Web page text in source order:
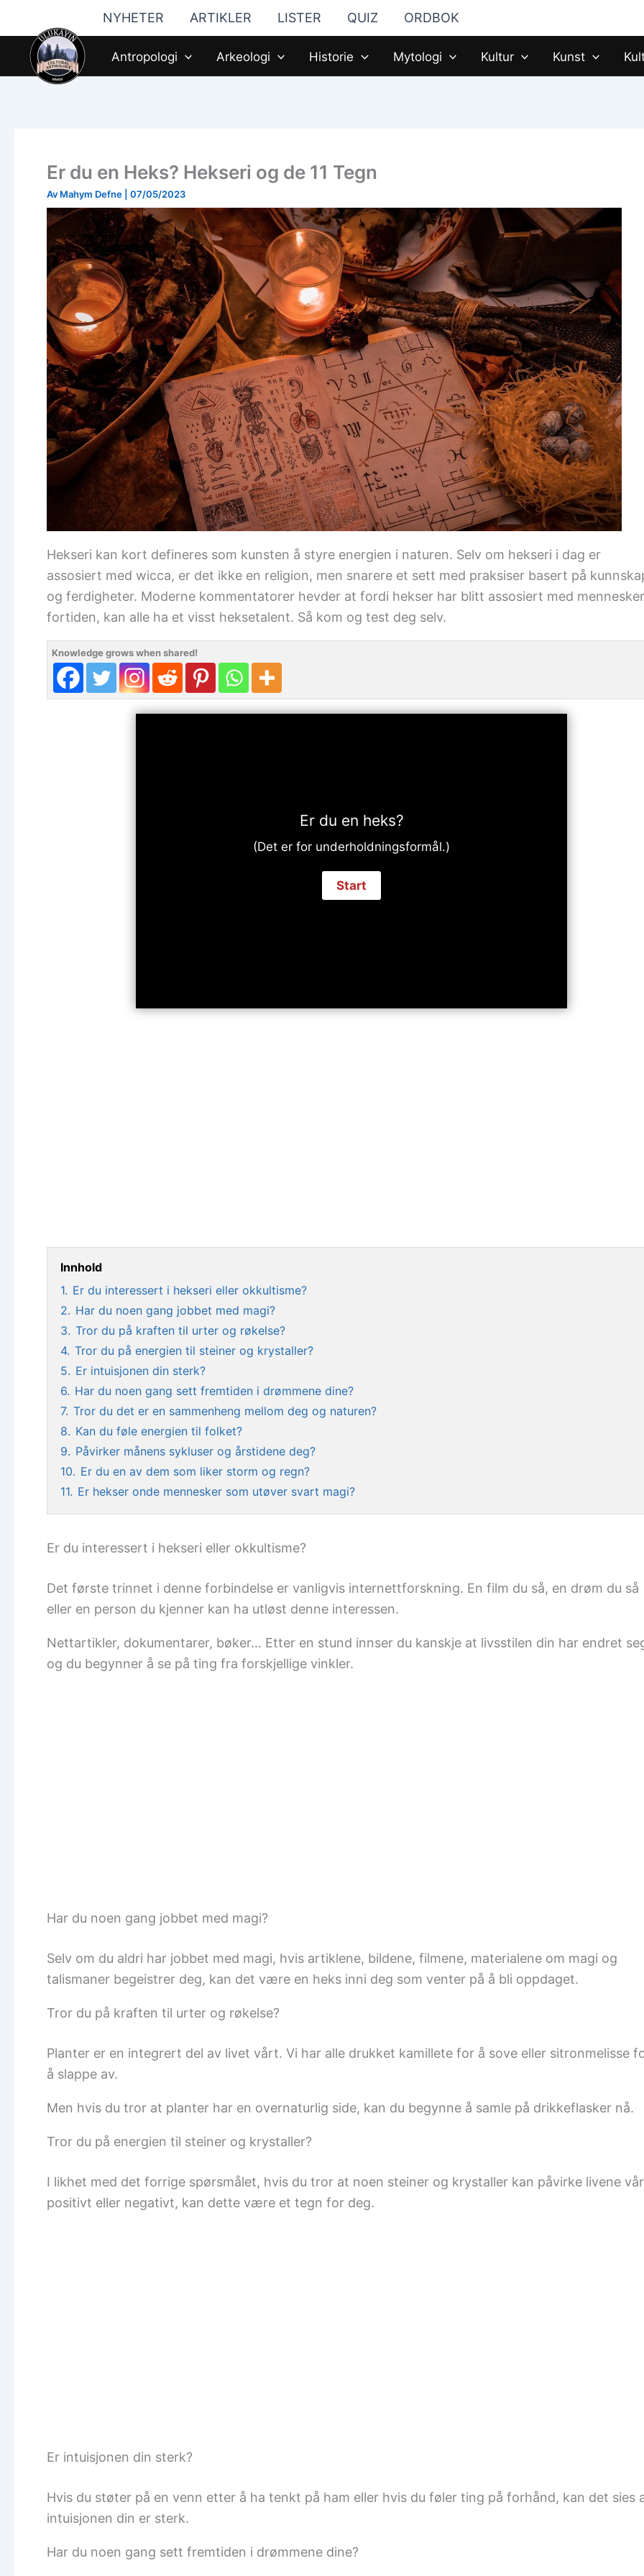
innhald
NYHETER ARTIKLER LISTER QUIZ ORDBOK
Antropologi Arkeologi Historie Mytologi Kultur Kunst
Er du en Heks? Hekseri og de 11 Tegn
Av Mahym Defne 07/05/2023
Hekseri kan kort defineres som kunsten å styre energien i naturen. Selv om hekseri i dag er
assosiert med wicca, er det ikke en religion, men snarere et sett med praksiser basert på
og ferdigheter. Moderne kommentatorer hevder at fordi hekser har blitt assosiert med
fortiden, kan alle ha et visst heksetalent. Så kom og test deg selv.
Knowledge grows when shared!
Er du en heks?
(Det er for underholdningsformål.)
Innhold
1. Er du interessert i hekseri eller okkultisme?
2. Har du noen gang jobbet med magi?
3. Tror du på kraften til urter og røkelse?
4. Tror du på energien til steiner og krystaller?
5. Er intuisjonen din sterk?
6. Har du noen gang sett fremtiden i drømmene dine?
7. Tror du det er en sammenheng mellom deg og naturen?
8. Kan du føle energien til folket?
9. Påvirker månens sykluser og årstidene deg?
10. Er du en av dem som liker storm og regn?
11. Er hekser onde mennesker som utøver svart magi?
Er du interessert i hekseri eller okkultisme?
Det første trinnet i denne forbindelse er vanligvis internettforskning. En film du så, en drøm du så
eller en person du kjenner kan ha utløst denne interessen.
Nettartikler, dokumentarer, bøker… Etter en stund innser du kanskje at livsstilen din har endret
og du begynner å se på ting fra forskjellige vinkler.
Har du noen gang jobbet med magi?
Selv om du aldri har jobbet med magi, hvis artiklene, bildene, filmene, materialene om magi og
talismaner begeistrer deg, kan det være en heks inni deg som venter på å bli oppdaget.
Tror du på kraften til urter og røkelse?
Planter er en integrert del av livet vårt. Vi har alle drukket kamillete for å sove eller sitronmelisse
å slappe av.
Men hvis du tror at planter har en overnaturlig side, kan du begynne å samle på drikkeflasker nå.
Tror du på energien til steiner og krystaller?
I likhet med det forrige spørsmålet, hvis du tror at noen steiner og krystaller kan påvirke livene
positivt eller negativt, kan dette være et tegn for deg.
Er intuisjonen din sterk?
Hvis du støter på en venn etter å ha tenkt på ham eller hvis du føler ting på forhånd, kan det sies
intuisjonen din er sterk.
Har du noen gang sett fremtiden i drømmene dine?